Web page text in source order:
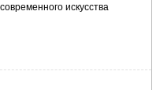
искусства